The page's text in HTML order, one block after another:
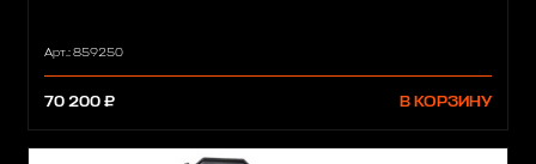
Арт.: 859250
70 200 ₽ В КОРЗИНУ